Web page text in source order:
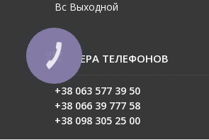
Вс Выходной
НОМЕРА ТЕЛЕФОНОВ
+38 063 577 39 50
+38 066 39 777 58
+38 098 305 25 00
КНОПКА
ЗВ'ЯЗКУ